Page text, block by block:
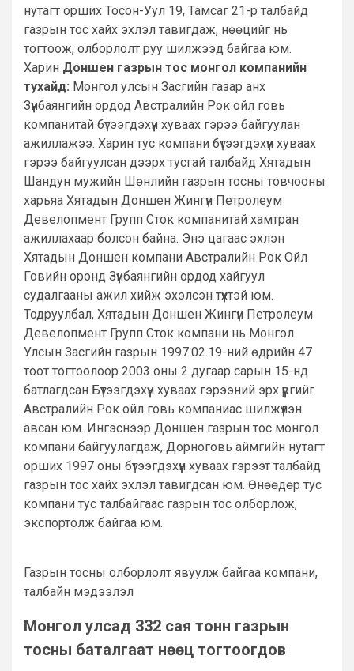
нутагт орших Тосон-Уул 19, Тамсаг 21-р талбайд
газрын тос хайх эхлэл тавигдаж, нөөцийг нь
тогтоож, олборлолт руу шилжээд байгаа юм.
Харин Доншен газрын тос монгол компанийн
тухайд: Монгол улсын Засгийн газар анх
Зүүнбаянгийн ордод Австралийн Рок ойл говь
компанитай бүтээгдэхүүн хуваах гэрээ байгуулан
ажиллажээ. Харин тус компани бүтээгдэхүүн хуваах
гэрээ байгуулсан дээрх тусгай талбайд Хятадын
Шандун мужийн Шөнлийн газрын тосны товчооны
харьяа Хятадын Доншен Жингүн Петролеум
Девелопмент Групп Сток компанитай хамтран
ажиллахаар болсон байна. Энэ цагаас эхлэн
Хятадын Доншен компани Австралийн Рок Ойл
Говийн оронд Зүүнбаянгийн ордод хайгуул
судалгааны ажил хийж эхэлсэн түүхтэй юм.
Тодруулбал, Хятадын Доншен Жингүн Петролеум
Девелопмент Групп Сток компани нь Монгол
Улсын Засгийн газрын 1997.02.19-ний өдрийн 47
тоот тогтоолоор 2003 оны 2 дугаар сарын 15-нд
батлагдсан Бүтээгдэхүүн хуваах гэрээний эрх үүргийг
Австралийн Рок ойл говь компаниас шилжүүлэн
авсан юм. Ингэснээр Доншен газрын тос монгол
компани байгуулагдаж, Дорноговь аймгийн нутагт
орших 1997 оны бүтээгдэхүүн хуваах гэрээт талбайд
газрын тос хайх эхлэл тавигдсан юм. Өнөөдөр тус
компани тус талбайгаас газрын тос олборлож,
экспортолж байгаа юм.
Газрын тосны олборлолт явуулж байгаа компани,
талбайн мэдээлэл
Монгол улсад 332 сая тонн газрын
тосны баталгаат нөөц тогтоогдов